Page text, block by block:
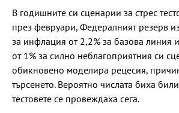
В годишните си сценарии за стрес
през февруари, Федералният резерв
за инфлация от 2,2% за базова линия
от 1% за силно неблагоприятния си
обикновено моделира рецесия,
търсенето. Вероятно числата биха
тестовете се провеждаха сега.